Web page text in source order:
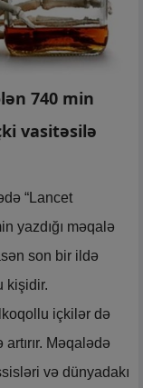
740 min
vasitəsilə
“Lancet
yazdığı məqalə
son bir ildə
kişidir.
içkilər də
Məqalədə
və dünyadakı